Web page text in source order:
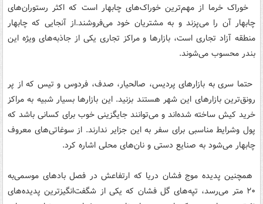
خوراک خرما از مهم‌ترین خوراک‌های چابهار است که اکثر رستوران‌های
چابهار آن را می‌پزند و به مشتریان خود می‌فروشند.از آنجایی که چابهار
منطقه آزاد تجاری است، بازارها و مراکز تجاری یکی از جاذبه‌های ویژه این
بندر محسوب می‌شوند.
حتما سری به بازارهای پردیس، صالحیار، صدف، فردوس و تیس که از پر
رونق‌ترین بازارهای این شهر هستند بزنید. این بازارها بسیار شبیه به مراکز
خرید کیش ساخته شده‌اند و می‌توانند جایگزینی خوب برای کسانی باشد که
پول وشرایط مناسبی برای سفر به این جزایر ندارند. از سوغاتی‌های معروف
چابهار می‌شود به صنایع دستی و نان‌های محلی اشاره کرد.
همچنین پدیده موج فشان دریا که ارتفاعش در فصل بادهای موسمی‌به
۲۰ متر می‌رسد، تپه‌های گل فشان که یکی از شگفت‌انگیزترین پدیده‌های